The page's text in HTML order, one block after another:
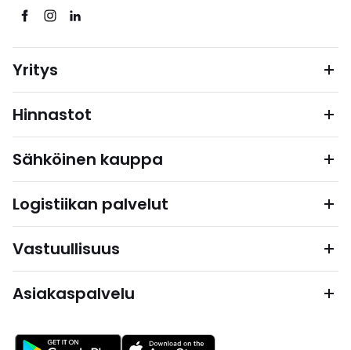
Yritys
Hinnastot
Sähköinen kauppa
Logistiikan palvelut
Vastuullisuus
Asiakaspalvelu